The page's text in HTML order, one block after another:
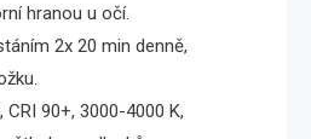
hranou u očí.
2x 20 min denně,
CRI 90+, 3000-4000 K,